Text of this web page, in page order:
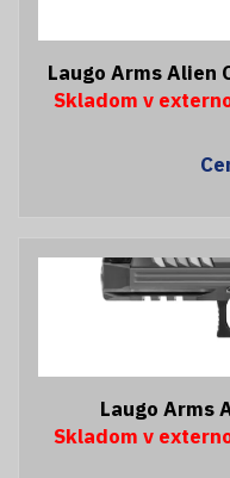
Laugo Arms Alien
Skladom v
Laugo Arms
Skladom v